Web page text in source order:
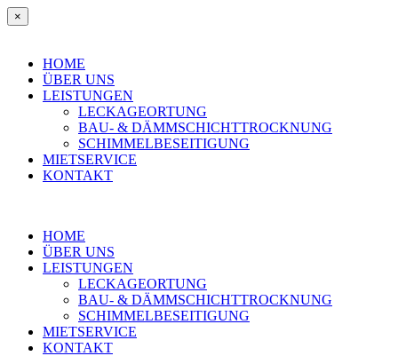
×
HOME
ÜBER UNS
LEISTUNGEN
LECKAGEORTUNG
BAU- & DÄMMSCHICHTTROCKNUNG
SCHIMMELBESEITIGUNG
MIETSERVICE
KONTAKT
HOME
ÜBER UNS
LEISTUNGEN
LECKAGEORTUNG
BAU- & DÄMMSCHICHTTROCKNUNG
SCHIMMELBESEITIGUNG
MIETSERVICE
KONTAKT